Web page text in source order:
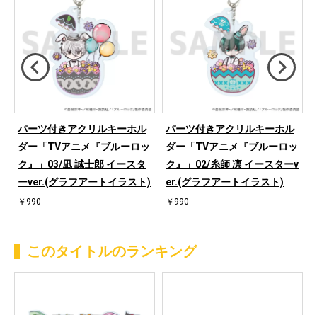
パーツ付きアクリルキーホル
ダー「TVアニメ『ブルーロッ
ク』」03/凪 誠士郎 イースタ
ーver.(グラフアートイラスト)
￥990
パーツ付きアクリルキーホル
ダー「TVアニメ『ブルーロッ
ク』」02/糸師 凛 イースターv
er.(グラフアートイラスト)
￥990
このタイトルのランキング